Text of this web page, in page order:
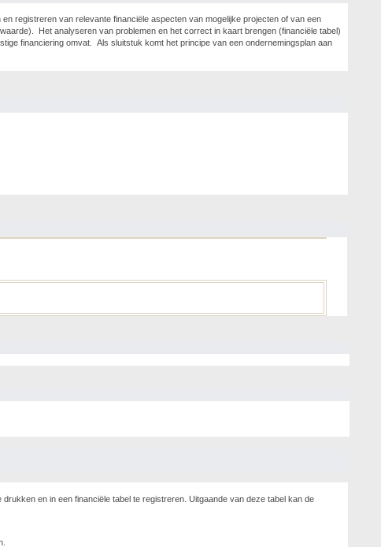
registreren van relevante financiële aspecten van mogelijke projecten of van een
Het analyseren van problemen en het correct in kaart brengen (financiële tabel)
financiering omvat. Als sluitstuk komt het principe van een ondernemingsplan aan
en in een financiële tabel te registreren. Uitgaande van deze tabel kan de